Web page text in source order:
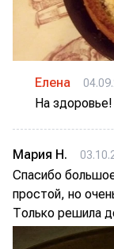
Елена
На здоровье!
Мария Н.
Спасибо
простой, но
Только решила